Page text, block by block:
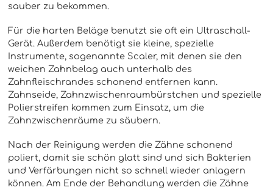
sauber zu bekommen.
Für die harten Beläge benutzt sie oft ein Ultraschall-
Gerät. Außerdem benötigt sie kleine, spezielle
Instrumente, sogenannte Scaler, mit denen sie den
weichen Zahnbelag auch unterhalb des
Zahnfleischrandes schonend entfernen kann.
Zahnseide, Zahnzwischenraumbürstchen und spezielle
Polierstreifen kommen zum Einsatz, um die
Zahnzwischenräume zu säubern.
Nach der Reinigung werden die Zähne schonend
poliert, damit sie schön glatt sind und sich Bakterien
und Verfärbungen nicht so schnell wieder anlagern
können. Am Ende der Behandlung werden die Zähne